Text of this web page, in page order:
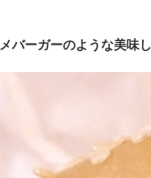
バーガーのような美